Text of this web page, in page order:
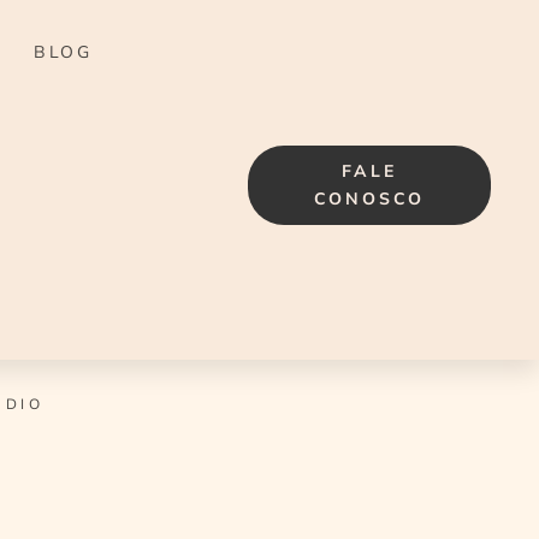
BLOG
FALE
CONOSCO